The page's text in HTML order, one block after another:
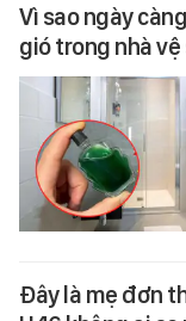
Vì sao ngày
gió trong nhà vệ
Đây là mẹ đơn